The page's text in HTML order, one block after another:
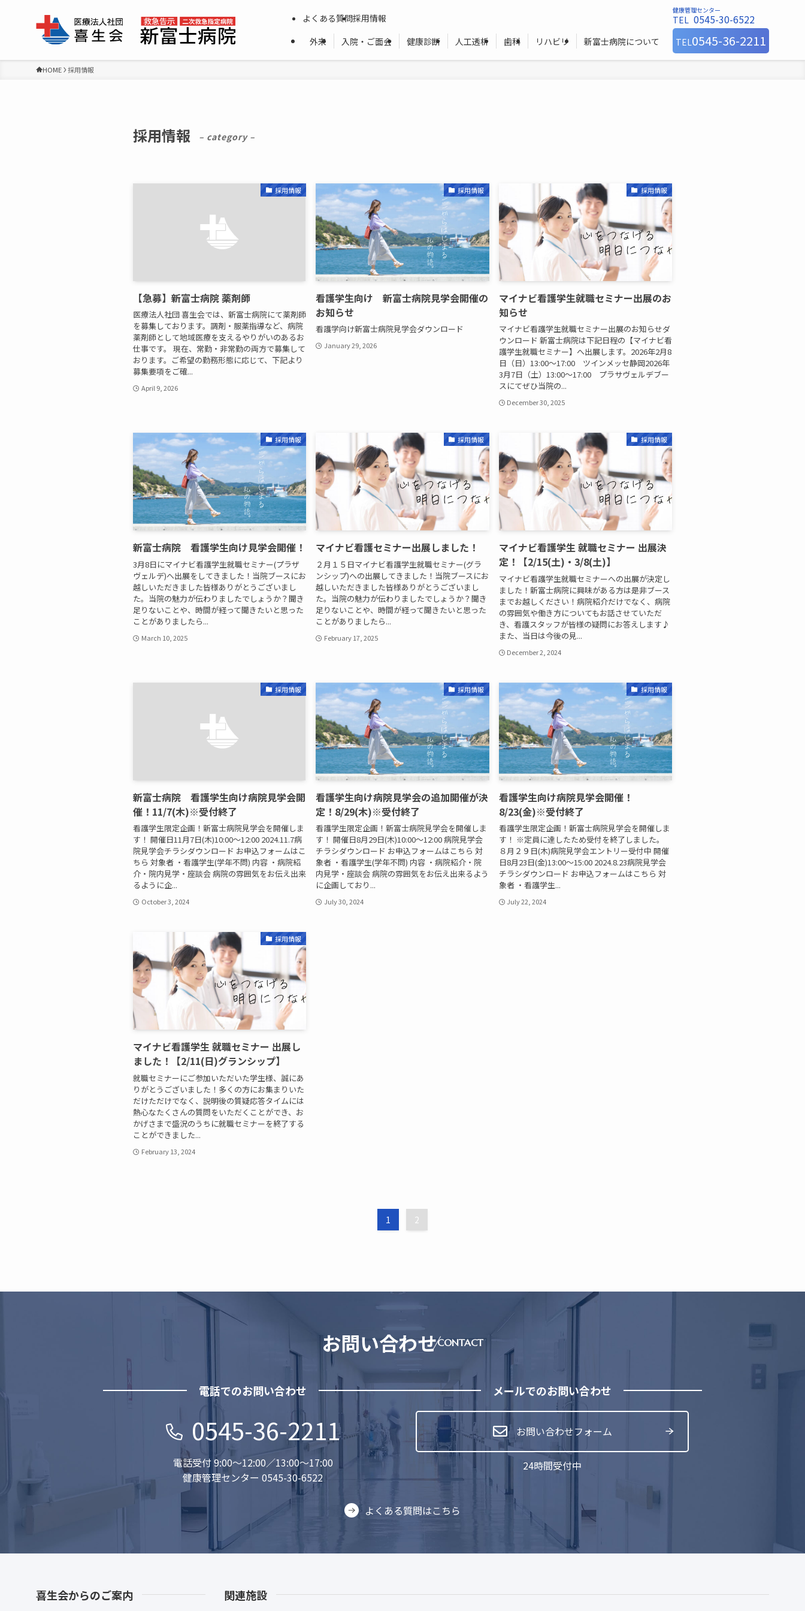
よくある質問採用情報
外来
入院・ご面会 健康診断 人工透析 歯科 リハビリ 新富士病院について
健康管理センター
TEL 0545-30-6522
TEL 0545-36-2211
HOME 採用情報
採用情報 – category –
採用情報
【急募】新富士病院 薬剤師
医療法人社団 喜生会では、新富士病院にて薬剤師
を募集しております。調剤・服薬指導など、病院
薬剤師として地域医療を支えるやりがいのあるお
仕事です。 現在、常勤・非常勤の両方で募集して
おります。ご希望の勤務形態に応じて、下記より
募集要項をご確...
April 9, 2026
採用情報
看護学生向け 新富士病院見学会開催の
お知らせ
看護学向け新富士病院見学会ダウンロード
January 29, 2026
採用情報
マイナビ看護学生就職セミナー出展のお
知らせ
マイナビ看護学生就職セミナー出展のお知らせダ
ウンロード 新富士病院は下記日程の【マイナビ看
護学生就職セミナー】へ出展します。2026年2月8
日（日）13:00～17:00 ツインメッセ静岡2026年
3月7日（土）13:00～17:00 プラサヴェルデブー
スにてぜひ当院の...
December 30, 2025
採用情報
新富士病院 看護学生向け見学会開催！
3月8日にマイナビ看護学生就職セミナー(プラザ
ヴェルデ)へ出展をしてきました！当院ブースにお
越しいただきました皆様ありがとうございまし
た。当院の魅力が伝わりましたでしょうか？聞き
足りないことや、時間が経って聞きたいと思った
ことがありましたら...
March 10, 2025
採用情報
マイナビ看護セミナー出展しました！
２月１５日マイナビ看護学生就職セミナー(グラ
ンシップ)への出展してきました！当院ブースにお
越しいただきました皆様ありがとうございまし
た。当院の魅力が伝わりましたでしょうか？聞き
足りないことや、時間が経って聞きたいと思った
ことがありましたら...
February 17, 2025
採用情報
マイナビ看護学生 就職セミナー 出展決
定！【2/15(土)・3/8(土)】
マイナビ看護学生就職セミナーへの出展が決定し
ました！新富士病院に興味がある方は是非ブース
までお越しください！病院紹介だけでなく、病院
の雰囲気や働き方についてもお話させていただ
き、看護スタッフが皆様の疑問にお答えします♪
また、当日は今後の見...
December 2, 2024
採用情報
新富士病院 看護学生向け病院見学会開
催！11/7(木)※受付終了
看護学生限定企画！新富士病院見学会を開催しま
す！ 開催日11月7日(木)10:00～12:00 2024.11.7病
院見学会チラシダウンロード お申込フォームはこ
ちら 対象者 ・看護学生(学年不問) 内容 ・病院紹
介・院内見学・座談会 病院の雰囲気をお伝え出来
るように企...
October 3, 2024
採用情報
看護学生向け病院見学会の追加開催が決
定！8/29(木)※受付終了
看護学生限定企画！新富士病院見学会を開催しま
す！ 開催日8月29日(木)10:00～12:00 病院見学会
チラシダウンロード お申込フォームはこちら 対
象者 ・看護学生(学年不問) 内容 ・病院紹介・院
内見学・座談会 病院の雰囲気をお伝え出来るよう
に企画しており...
July 30, 2024
採用情報
看護学生向け病院見学会開催！
8/23(金)※受付終了
看護学生限定企画！新富士病院見学会を開催しま
す！ ※定員に達したため受付を終了しました。
８月２９日(木)病院見学会エントリー受付中 開催
日8月23日(金)13:00～15:00 2024.8.23病院見学会
チラシダウンロード お申込フォームはこちら 対
象者 ・看護学生...
July 22, 2024
採用情報
マイナビ看護学生 就職セミナー 出展し
ました！【2/11(日)グランシップ】
就職セミナーにご参加いただいた学生様、誠にあ
りがとうございました！多くの方にお集まりいた
だけただけでなく、説明後の質疑応答タイムには
熱心なたくさんの質問をいただくことができ、お
かげさまで盛況のうちに就職セミナーを終了する
ことができました...
February 13, 2024
1 2
お問い合わせCONTACT
電話でのお問い合わせ
0545-36-2211
電話受付 9:00〜12:00／13:00〜17:00
健康管理センター 0545-30-6522
メールでのお問い合わせ
お問い合わせフォーム
24時間受付中
よくある質問はこちら
喜生会からのご案内 関連施設